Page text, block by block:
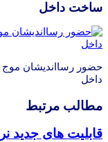
ساخت داخل
حضور رسااندیشان موج
داخل
مطالب مرتبط
قابلیت های جدید